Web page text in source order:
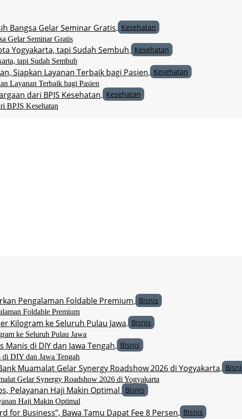
Kesehatan
Gelar Seminar Gratis
Kesehatan
tapi Sudah Sembuh
Kesehatan
Layanan Terbaik bagi Pasien
Kesehatan
BPJS Kesehatan
Bisnis
Foldable Premium
Bisnis
ke Seluruh Pulau Jawa
Bisnis
DIY dan Jawa Tengah
Gelar Synergy Roadshow 2026 di Yogyakarta
Bisnis
Haji Makin Optimal
Bisnis